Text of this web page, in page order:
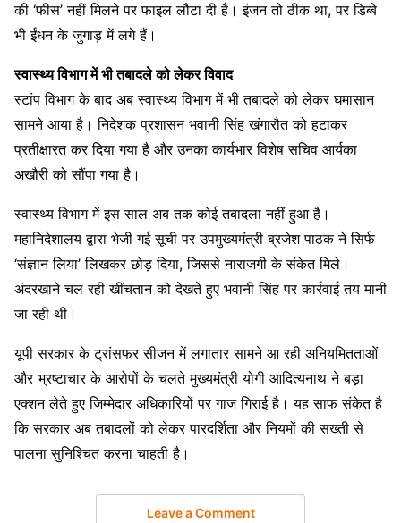
की ‘फीस’ नहीं मिलने पर फाइल लौटा दी है। इंजन तो ठीक था, पर डिब्बे
भी ईंधन के जुगाड़ में लगे हैं।
स्वास्थ्य विभाग में भी तबादले को लेकर विवाद
स्टांप विभाग के बाद अब स्वास्थ्य विभाग में भी तबादले को लेकर घमासान
सामने आया है। निदेशक प्रशासन भवानी सिंह खंगारौत को हटाकर
प्रतीक्षारत कर दिया गया है और उनका कार्यभार विशेष सचिव आर्यका
अखौरी को सौंपा गया है।
स्वास्थ्य विभाग में इस साल अब तक कोई तबादला नहीं हुआ है।
महानिदेशालय द्वारा भेजी गई सूची पर उपमुख्यमंत्री ब्रजेश पाठक ने सिर्फ
‘संज्ञान लिया’ लिखकर छोड़ दिया, जिससे नाराजगी के संकेत मिले।
अंदरखाने चल रही खींचतान को देखते हुए भवानी सिंह पर कार्रवाई तय मानी
जा रही थी।
यूपी सरकार के ट्रांसफर सीजन में लगातार सामने आ रही अनियमितताओं
और भ्रष्टाचार के आरोपों के चलते मुख्यमंत्री योगी आदित्यनाथ ने बड़ा
एक्शन लेते हुए जिम्मेदार अधिकारियों पर गाज गिराई है। यह साफ संकेत है
कि सरकार अब तबादलों को लेकर पारदर्शिता और नियमों की सख्ती से
पालना सुनिश्चित करना चाहती है।
Leave a Comment